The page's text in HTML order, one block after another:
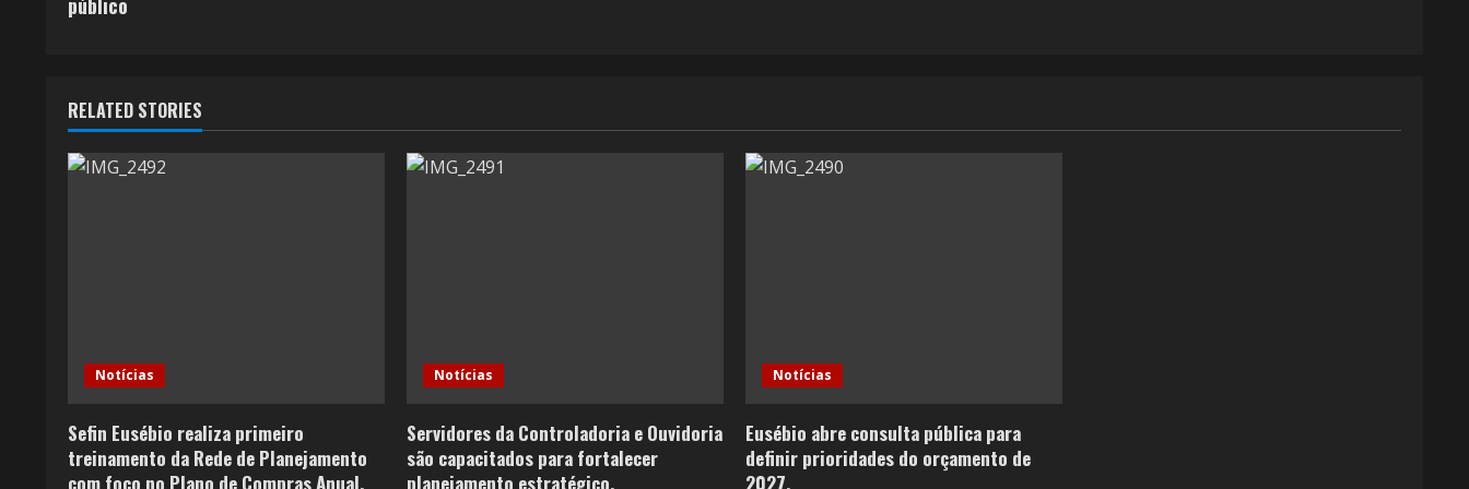
público
RELATED STORIES
Notícias
Sefin Eusébio realiza primeiro
treinamento da Rede de Planejamento
com foco no Plano de Compras Anual.
Notícias
Servidores da Controladoria e Ouvidoria
são capacitados para fortalecer
planejamento estratégico.
Notícias
Eusébio abre consulta pública para
definir prioridades do orçamento de
2027.